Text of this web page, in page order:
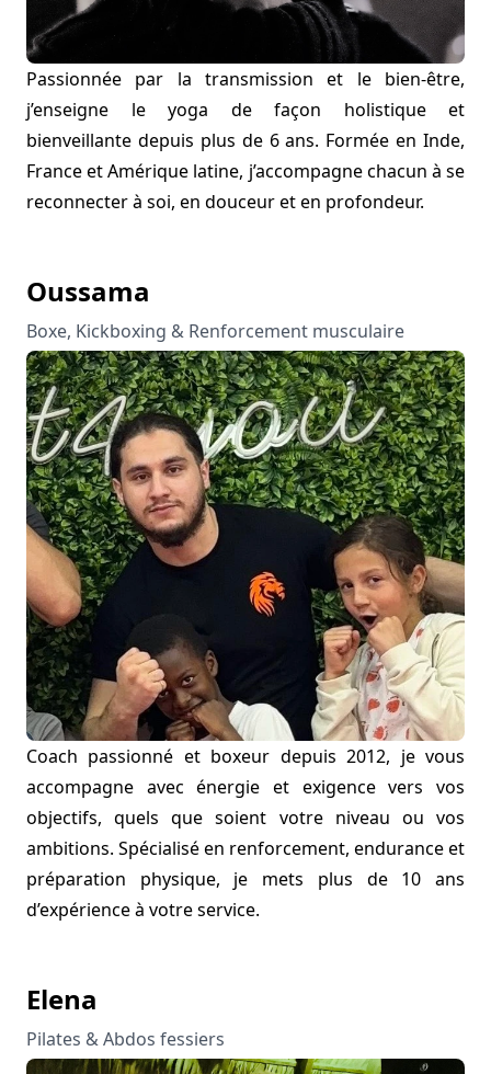
Passionnée par la transmission et le bien-être,
j’enseigne le yoga de façon holistique et
bienveillante depuis plus de 6 ans. Formée en Inde,
France et Amérique latine, j’accompagne chacun à se
reconnecter à soi, en douceur et en profondeur.
Oussama
Boxe, Kickboxing & Renforcement musculaire
Coach passionné et boxeur depuis 2012, je vous
accompagne avec énergie et exigence vers vos
objectifs, quels que soient votre niveau ou vos
ambitions. Spécialisé en renforcement, endurance et
préparation physique, je mets plus de 10 ans
d’expérience à votre service.
Elena
Pilates & Abdos fessiers